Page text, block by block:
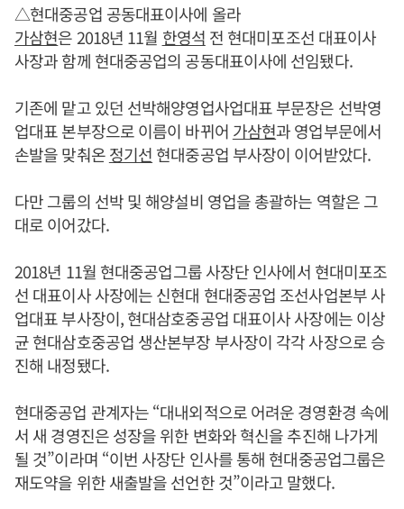
△현대중공업 공동대표이사에 올라
가삼현은 2018년 11월 한영석 전 현대미포조선 대표이사
사장과 함께 현대중공업의 공동대표이사에 선임됐다.
기존에 맡고 있던 선박해양영업사업대표 부문장은 선박영
업대표 본부장으로 이름이 바뀌어 가삼현과 영업부문에서
손발을 맞춰온정기선 현대중공업 부사장이 이어받았다.
다만 그룹의 선박 및 해양설비 영업을 총괄하는 역할은 그
대로 이어갔다.
2018년 11월 현대중공업그룹 사장단 인사에서 현대미포조
선 대표이사 사장에는 신현대 현대중공업 조선사업본부 사
업대표 부사장이, 현대삼호중공업 대표이사 사장에는 이상
균 현대삼호중공업 생산본부장 부사장이 각각 사장으로 승
진해 내정됐다.
현대중공업 관계자는 “대내외적으로 어려운 경영환경 속에
서 새 경영진은 성장을 위한 변화와 혁신을 추진해 나가게
될 것”이라며 “이번 사장단 인사를 통해 현대중공업그룹은
재도약을 위한 새출발을 선언한 것”이라고 말했다.